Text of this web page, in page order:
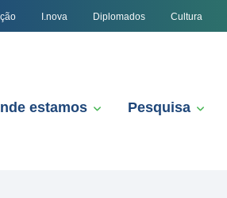
I.nova Diplomados Cultura
estamos Pesquisa